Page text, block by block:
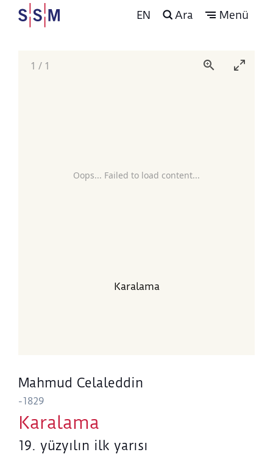
EN Ara Menü
Oops... Failed to load content...
1 / 1
Karalama
Mahmud Celaleddin
-1829
Karalama
19. yüzyılın ilk yarısı